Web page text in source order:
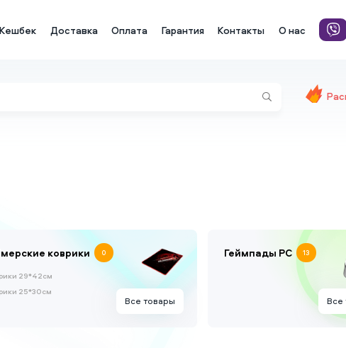
Кешбек Доставка Оплата Гарантия Контакты О нас
коврики 0
29*42см
25*30см
Все товары
Геймпады PC 13
Все